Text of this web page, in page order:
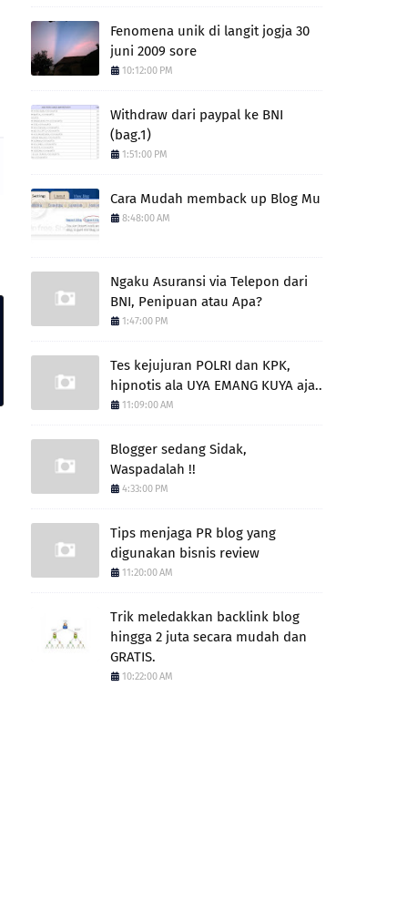
Fenomena unik di langit jogja 30
juni 2009 sore
10:12:00 PM
Withdraw dari paypal ke BNI
(bag.1)
1:51:00 PM
Cara Mudah memback up Blog Mu
8:48:00 AM
Ngaku Asuransi via Telepon dari
BNI, Penipuan atau Apa?
1:47:00 PM
Tes kejujuran POLRI dan KPK,
hipnotis ala UYA EMANG KUYA aja..
11:09:00 AM
Blogger sedang Sidak,
Waspadalah !!
4:33:00 PM
Tips menjaga PR blog yang
digunakan bisnis review
11:20:00 AM
Trik meledakkan backlink blog
hingga 2 juta secara mudah dan
GRATIS.
10:22:00 AM